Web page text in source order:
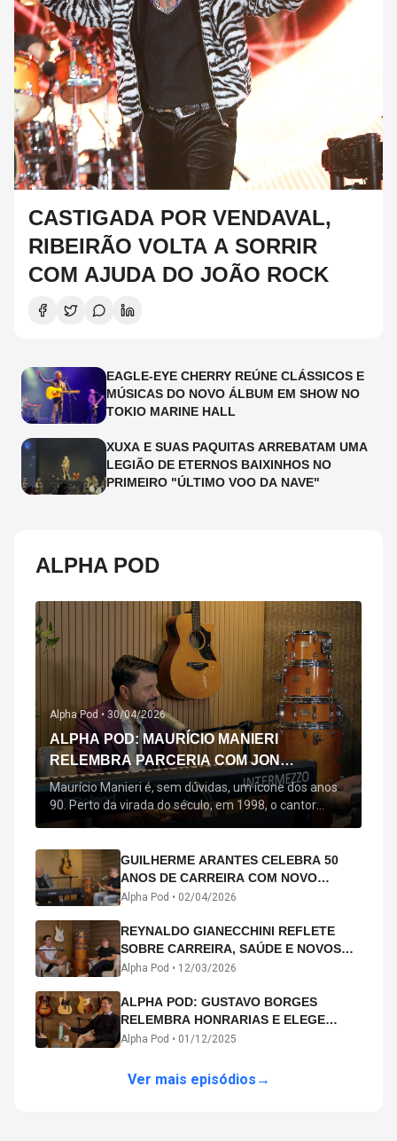
CASTIGADA POR VENDAVAL,
RIBEIRÃO VOLTA A SORRIR
COM AJUDA DO JOÃO ROCK
EAGLE-EYE CHERRY REÚNE CLÁSSICOS E
MÚSICAS DO NOVO ÁLBUM EM SHOW NO
TOKIO MARINE HALL
XUXA E SUAS PAQUITAS ARREBATAM UMA
LEGIÃO DE ETERNOS BAIXINHOS NO
PRIMEIRO "ÚLTIMO VOO DA NAVE"
ALPHA POD
Alpha Pod • 30/04/2026
ALPHA POD: MAURÍCIO MANIERI
RELEMBRA PARCERIA COM JON
SECADA, ORIGEM DE "BEM QUERER" E
MAIS
Maurício Manieri é, sem dúvidas, um ícone dos anos
90. Perto da virada do século, em 1998, o cantor
estreou oficialmente com o seu primeiro disco, "A
acompanham até hoje, quase trinta anos mais tarde:
"Bem Querer" e "Minha Menina". Em 2026, o astro
segue com o […]
GUILHERME ARANTES CELEBRA 50
ANOS DE CARREIRA COM NOVO
ÁLBUM INTERDIMENSIONAL E TURNÊ
Alpha Pod • 02/04/2026
REYNALDO GIANECCHINI REFLETE
SOBRE CARREIRA, SAÚDE E NOVOS
CAMINHOS ARTÍSTICOS NO ALPHA
Alpha Pod • 12/03/2026
ALPHA POD: GUSTAVO BORGES
RELEMBRA HONRARIAS E ELEGE
MICHAEL PHELPS O MAIOR ATLETA DA
Alpha Pod • 01/12/2025
Ver mais episódios →